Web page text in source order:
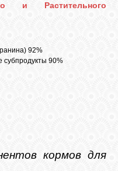
и Растительного
92%
субпродукты 90%
кормов для